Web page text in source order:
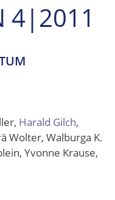
4|2011
Harald Gilch,
Wolter, Walburga K.
Yvonne Krause,